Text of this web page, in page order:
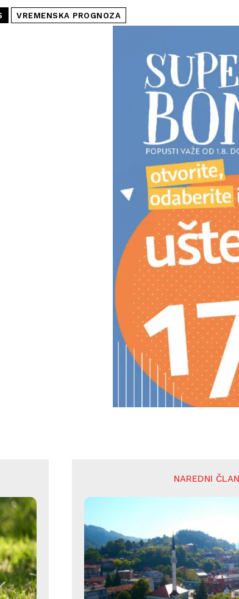
VREMENSKA PROGNOZA
NAREDNI